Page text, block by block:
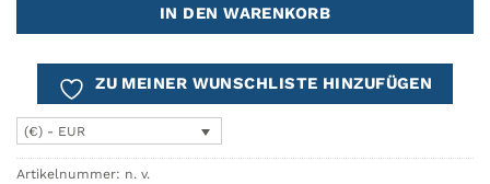
IN DEN WARENKORB
ZU MEINER WUNSCHLISTE HINZUFÜGEN
(€) - EUR
Artikelnummer: n. v.